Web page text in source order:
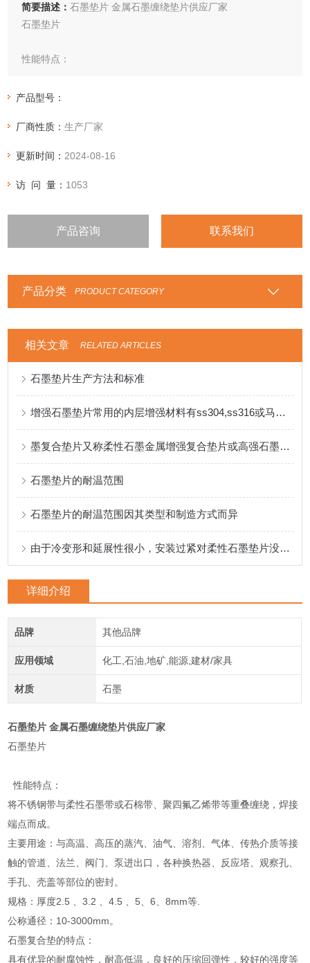
简要描述：石墨垫片 金属石墨缠绕垫片供应厂家
石墨垫片
性能特点：
绕，焊接端点而成。
质等接触的管道、法兰、阀门、泵进出口，各种换热器、反应
产品型号：
厂商性质：生产厂家
更新时间： 2024-08-16
访 问 量： 1053
产品咨询 联系我们
产品分类 PRODUCT CATEGORY
相关文章 RELATED ARTICLES
石墨垫片生产方法和标准
增强石墨垫片常用的内层增强材料有ss304,ss316或马口铁等
墨复合垫片又称柔性石墨金属增强复合垫片或高强石墨垫片
石墨垫片的耐温范围
石墨垫片的耐温范围因其类型和制造方式而异
由于冷变形和延展性很小，安装过紧对柔性石墨垫片没有影响
详细介绍
品牌 其他品牌
应用领域 化工,石油,地矿,能源,建材/家具
材质 石墨
石墨垫片 金属石墨缠绕垫片供应厂家
石墨垫片
性能特点：
将不锈钢带与柔性石墨带或石棉带、聚四氟乙烯带等重叠缠绕，焊接
端点而成。
主要用途：与高温、高压的蒸汽、油气、溶剂、气体、传热介质等接
触的管道、法兰、阀门、泵进出口，各种换热器、反应塔、观察孔、
手孔、壳盖等部位的密封。
规格：厚度2.5 、3.2 、4.5 、5、6、8mm等.
公称通径：10-3000mm。
石墨复合垫的特点：
具有优异的耐腐蚀性，耐高低温，良好的压缩回弹性，较好的强度等